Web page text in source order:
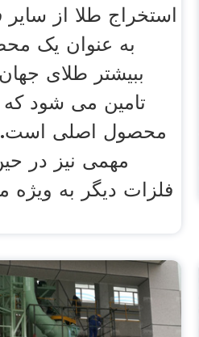
استخراج طلا از
به عنوان يک
ببیشتر طلای
تامین می شود که
محصول اصلی است.
مهمی نیز در
فلزات دیگر به ویژه